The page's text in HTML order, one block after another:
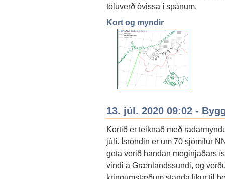
töluverð óvissa í spánum.
Kort og myndir
13. júl. 2020 09:02 -
Kortið er teiknað með
júlí. Ísröndin er um 70 sjómílur
geta verið handan meginjaðars
vindi á Grænlandssundi, og